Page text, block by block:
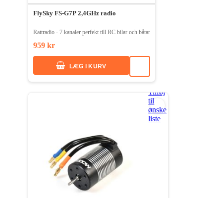
FlySky FS-G7P 2,4GHz radio
Rattradio - 7 kanaler perfekt till RC bilar och båtar
959 kr
LÆG I KURV
Tilføj
til
ønske
liste